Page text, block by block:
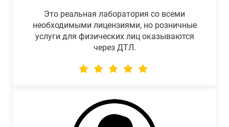
Это реальная лаборатория со всеми
необходимыми лицензиями, но розничные
услуги для физических лиц оказываются
через ДТЛ.